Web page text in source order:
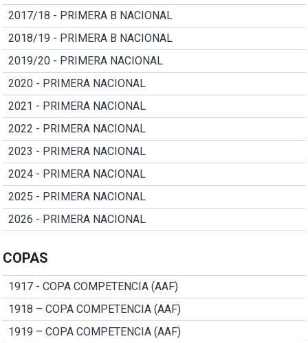
2017/18 - PRIMERA B NACIONAL
2018/19 - PRIMERA B NACIONAL
2019/20 - PRIMERA NACIONAL
2020 - PRIMERA NACIONAL
2021 - PRIMERA NACIONAL
2022 - PRIMERA NACIONAL
2023 - PRIMERA NACIONAL
2024 - PRIMERA NACIONAL
2025 - PRIMERA NACIONAL
2026 - PRIMERA NACIONAL
COPAS
1917 - COPA COMPETENCIA (AAF)
1918 – COPA COMPETENCIA (AAF)
1919 – COPA COMPETENCIA (AAF)